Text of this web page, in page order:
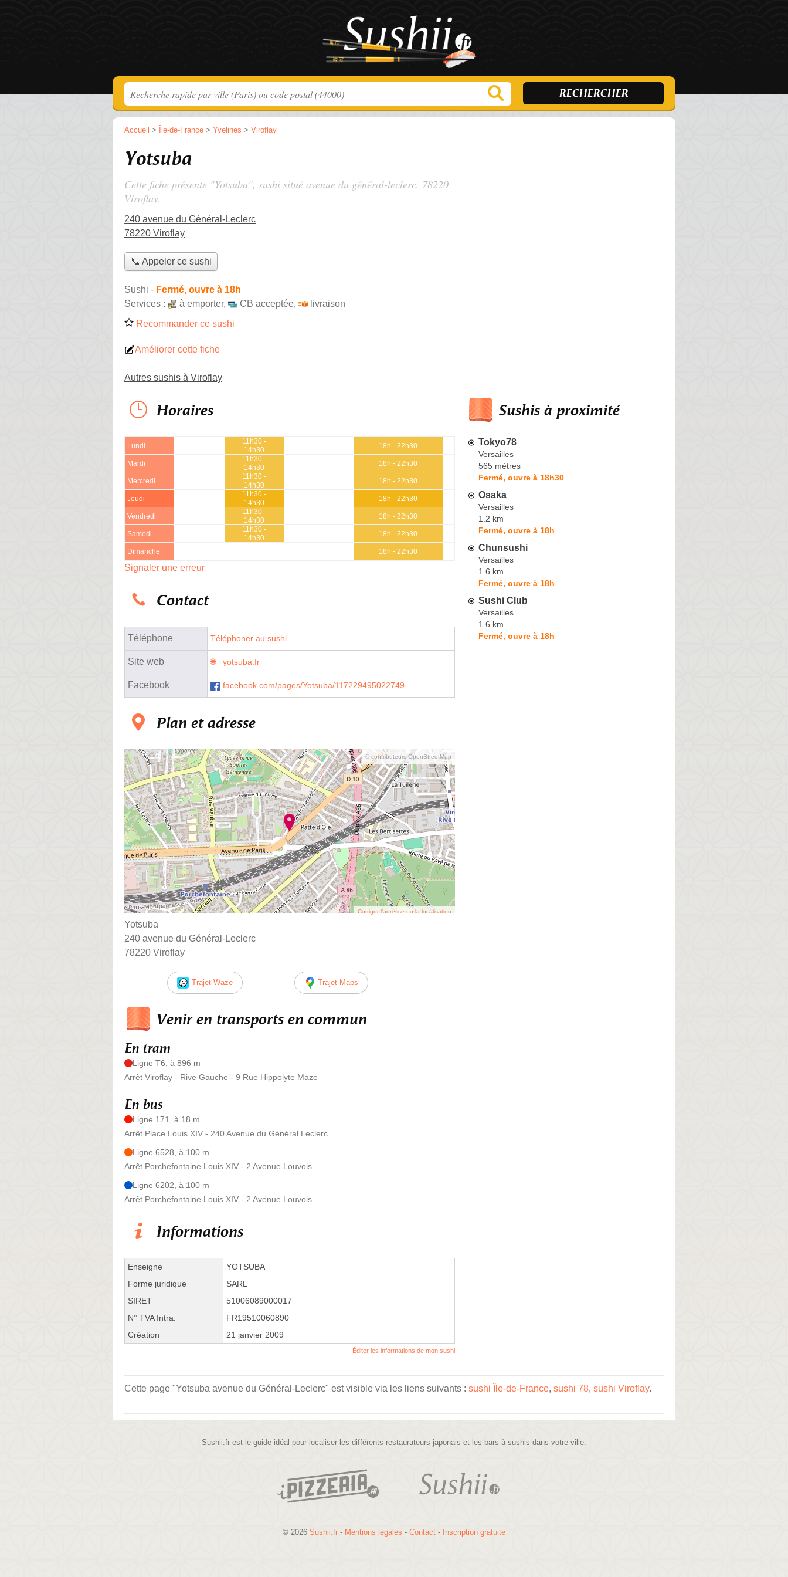
Accueil > Île-de-France > Yvelines > Viroflay
Yotsuba
Cette fiche présente "Yotsuba", sushi situé avenue du général-leclerc, 78220
Viroflay.
240 avenue du Général-Leclerc
78220 Viroflay
📞 Appeler ce sushi
Sushi - Fermé, ouvre à 18h
Services :
à emporter, CB acceptée,
livraison
Recommander ce sushi
Améliorer cette fiche
Autres sushis à Viroflay
Horaires
Lundi
11h30 -
14h30
18h - 22h30
Mardi
11h30 -
14h30
18h - 22h30
Mercredi
11h30 -
14h30
18h - 22h30
Jeudi
11h30 -
14h30
18h - 22h30
Vendredi
11h30 -
14h30
18h - 22h30
Samedi
11h30 -
14h30
18h - 22h30
Dimanche 18h - 22h30
Signaler une erreur
Contact
Téléphone Téléphoner au sushi
Site web yotsuba.fr
Facebook facebook.com/pages/Yotsuba/117229495022749
Plan et adresse
© contributeurs OpenStreetMap
Corriger l’adresse ou la localisation
Yotsuba
240 avenue du Général-Leclerc
78220 Viroflay
Trajet Waze Trajet Maps
Venir en transports en commun
En tram
Ligne T6, à 896 m
Arrêt Viroflay - Rive Gauche - 9 Rue Hippolyte Maze
En bus
Ligne 171, à 18 m
Arrêt Place Louis XIV - 240 Avenue du Général Leclerc
Ligne 6528, à 100 m
Arrêt Porchefontaine Louis XIV - 2 Avenue Louvois
Ligne 6202, à 100 m
Arrêt Porchefontaine Louis XIV - 2 Avenue Louvois
Informations
Enseigne
YOTSUBA
Forme juridique
SARL
SIRET
51006089000017
N° TVA Intra.
FR19510060890
Création
21 janvier 2009
Éditer les informations de mon sushi
Sushis à proximité
Tokyo78
Versailles
565 mètres
Fermé, ouvre à 18h30
Osaka
Versailles
1.2 km
Fermé, ouvre à 18h
Chunsushi
Versailles
1.6 km
Fermé, ouvre à 18h
Sushi Club
Versailles
1.6 km
Fermé, ouvre à 18h
Cette page "Yotsuba avenue du Général-Leclerc" est visible via les liens suivants : sushi Île-de-France, sushi 78, sushi Viroflay.
Sushii.fr est le guide idéal pour localiser les différents restaurateurs japonais et les bars à sushis dans votre ville.
© 2026 Sushii.fr - Mentions légales - Contact - Inscription gratuite